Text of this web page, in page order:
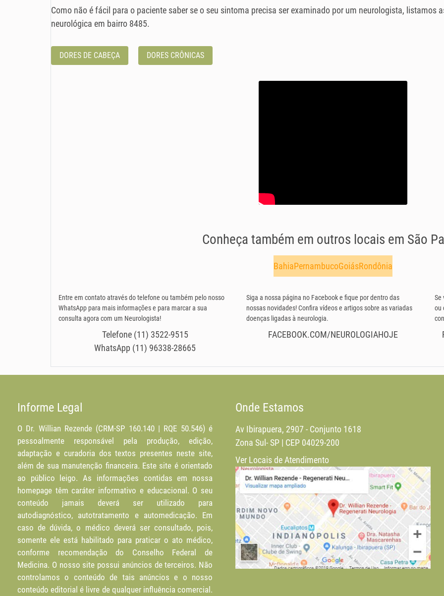
Como não é fácil para o paciente saber se o seu sintoma precisa ser examinado por um neurologista, listamos
neurológica em bairro 8485.
DORES DE CABEÇA DORES CRÔNICAS
Conheça também em outros locais em São
BahiaPernambucoGoiásRondônia
Entre em contato através do telefone ou também pelo nosso
WhatsApp para mais informações e para marcar a sua
consulta agora com um Neurologista!
Telefone (11) 3522-9515
WhatsApp (11) 96338-28665
Siga a nossa página no Facebook e fique por dentro das
nossas novidades! Confira vídeos e artigos sobre as variadas
doenças ligadas à neurologia.
FACEBOOK.COM/NEUROLOGIAHOJE
Se
ou
Informe Legal
O Dr. Willian Rezende (CRM-SP 160.140 | RQE 50.546) é
pessoalmente responsável pela produção, edição,
adaptação e curadoria dos textos presentes neste site,
além de sua manutenção financeira. Este site é orientado
ao público leigo. As informações contidas em nossa
homepage têm caráter informativo e educacional. O seu
conteúdo jamais deverá ser utilizado para
autodiagnóstico, autotratamento e automedicação. Em
caso de dúvida, o médico deverá ser consultado, pois,
somente ele está habilitado para praticar o ato médico,
conforme recomendação do Conselho Federal de
Medicina. O nosso site possui anúncios de terceiros. Não
controlamos o conteúdo de tais anúncios e o nosso
conteúdo editorial é livre de qualquer influência comercial.
Onde Estamos
Av Ibirapuera, 2907 - Conjunto 1618
Zona Sul- SP | CEP 04029-200
Ver Locais de Atendimento